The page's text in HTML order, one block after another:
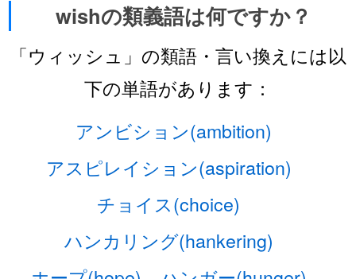
wishの類義語は何ですか？
「ウィッシュ」の類語・言い換えには以
下の単語があります：
アンビション(ambition)
アスピレイション(aspiration)
チョイス(choice)
ハンカリング(hankering)